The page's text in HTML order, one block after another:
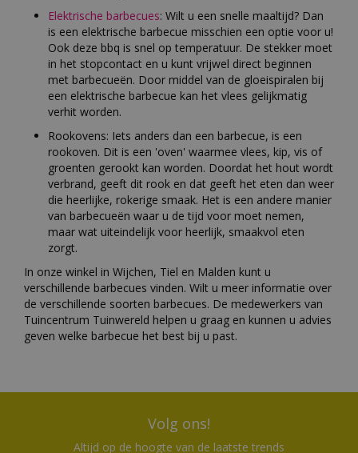
Elektrische barbecues: Wilt u een snelle maaltijd? Dan
is een elektrische barbecue misschien een optie voor u!
Ook deze bbq is snel op temperatuur. De stekker moet
in het stopcontact en u kunt vrijwel direct beginnen
met barbecueën. Door middel van de gloeispiralen bij
een elektrische barbecue kan het vlees gelijkmatig
verhit worden.
Rookovens: Iets anders dan een barbecue, is een
rookoven. Dit is een 'oven' waarmee vlees, kip, vis of
groenten gerookt kan worden. Doordat het hout wordt
verbrand, geeft dit rook en dat geeft het eten dan weer
die heerlijke, rokerige smaak. Het is een andere manier
van barbecueën waar u de tijd voor moet nemen,
maar wat uiteindelijk voor heerlijk, smaakvol eten
zorgt.
In onze winkel in Wijchen, Tiel en Malden kunt u
verschillende barbecues vinden. Wilt u meer informatie over
de verschillende soorten barbecues. De medewerkers van
Tuincentrum Tuinwereld helpen u graag en kunnen u advies
geven welke barbecue het best bij u past.
Volg ons!
Altijd op de hoogte van de laatste trends